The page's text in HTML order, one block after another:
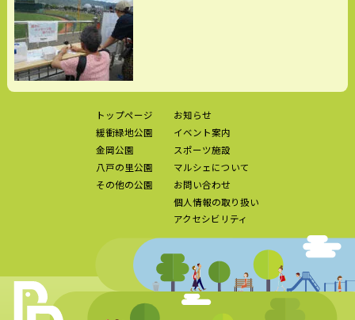
トップページ
緩衝緑地公園
金岡公園
八戸の里公園
その他の公園
お知らせ
イベント案内
スポーツ施設
マルシェについて
お問い合わせ
個人情報の取り扱い
アクセシビリティ